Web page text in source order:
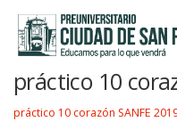
contenido
práctico 10
práctico 10 corazón SANFE